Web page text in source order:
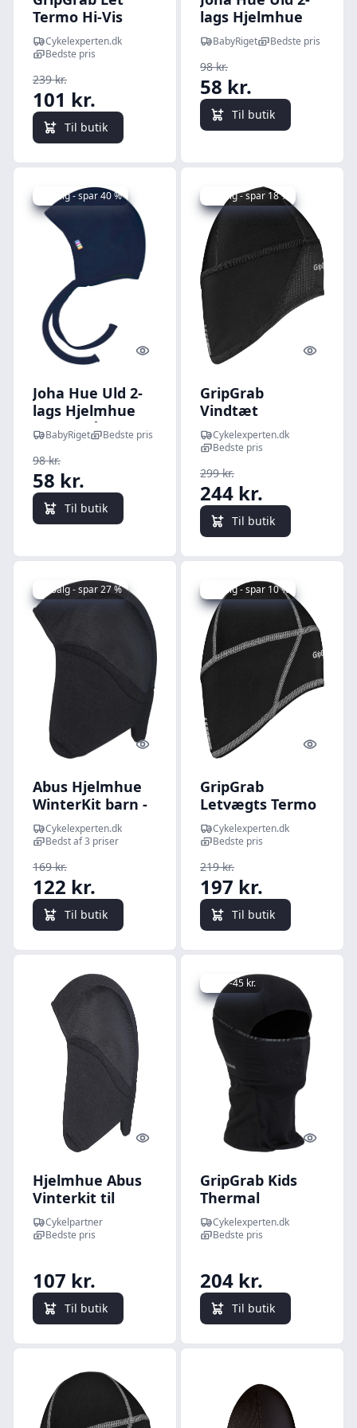
Termo Hi-Vis
Skull Cap - Hi-Vis
Gul
Cykelexperten.dk
Bedste pris
239 kr.
101 kr.
Til butik
lags Hjelmhue
Grey Melange
BabyRiget Bedste pris
98 kr.
58 kr.
Til butik
Udsalg - spar 40 %
Quick look
Joha Hue Uld 2-
lags Hjelmhue
Mørkeblå
BabyRiget Bedste pris
98 kr.
58 kr.
Til butik
Udsalg - spar 18 %
Quick
GripGrab
Vindtæt
Letvægts Termo
Skull Cap - Sort
Cykelexperten.dk
Bedste pris
299 kr.
244 kr.
Til butik
Udsalg - spar 27 %
Quick look
Abus Hjelmhue
WinterKit barn -
Sort
Cykelexperten.dk
Bedst af 3 priser
169 kr.
122 kr.
Til butik
Udsalg - spar 10 %
Quick
GripGrab
Letvægts Termo
Skull Cap - Sort
Cykelexperten.dk
Bedste pris
219 kr.
197 kr.
Til butik
Quick look
Hjelmhue Abus
Vinterkit til
voksenhjelme
str. 56 - 62 cm
Cykelpartner
Bedste pris
107 kr.
Til butik
Spar -45 kr.
Quick
GripGrab Kids
Thermal
Balaclava - Sort
Cykelexperten.dk
Bedste pris
204 kr.
Til butik